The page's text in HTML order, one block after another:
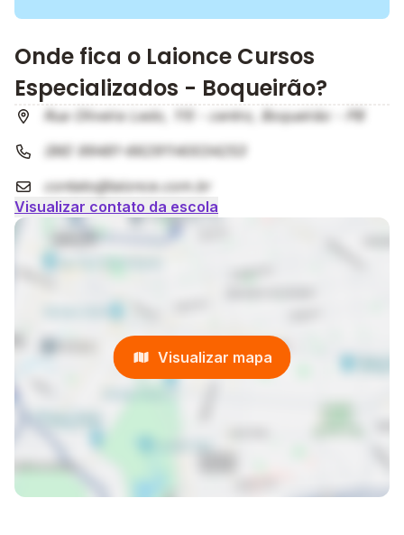
Onde fica o Laionce Cursos
Especializados - Boqueirão?
Rua Oliveira Ledo, 115 - centro, Boqueirão - PB
(86) 99481-66291140034253
contato@laionce.com.br
Visualizar contato da escola
Visualizar mapa